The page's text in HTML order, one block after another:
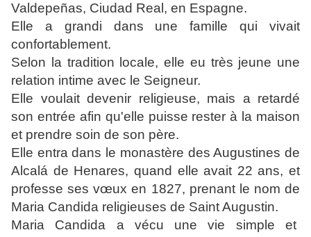
Valdepeñas, Ciudad Real, en Espagne.
Elle a grandi dans une famille qui vivait
confortablement.
Selon la tradition locale, elle eu très jeune une
relation intime avec le Seigneur.
Elle voulait devenir religieuse, mais a retardé
son entrée afin qu'elle puisse rester à la maison
et prendre soin de son père.
Elle entra dans le monastère des Augustines de
Alcalá de Henares, quand elle avait 22 ans, et
professe ses vœux en 1827, prenant le nom de
Maria Candida religieuses de Saint Augustin.
Maria Candida a vécu une vie simple et